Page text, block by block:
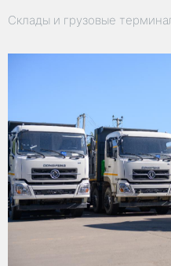
Склады и грузовые